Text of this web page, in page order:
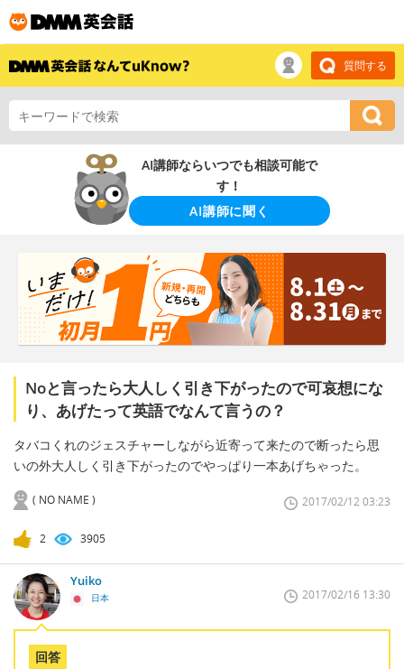
質問する
AI講師ならいつでも相談可能で
す！
AI講師に聞く
Noと言ったら大人しく引き下がったので可哀想にな
り、あげたって英語でなんて言うの？
タバコくれのジェスチャーしながら近寄って来たので断ったら思
いの外大人しく引き下がったのでやっぱり一本あげちゃった。
( NO NAME ) 2017/02/12 03:23
2 3905
Yuiko
日本 2017/02/16 13:30
回答